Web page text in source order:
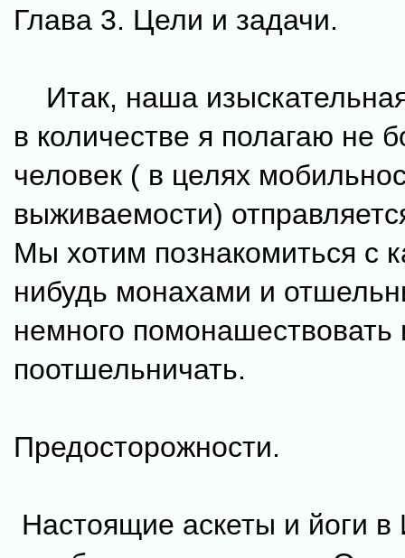
Глава 3. Цели и задачи.
Итак, наша
в количестве я полагаю не
человек ( в целях
выживаемости)
Мы хотим познакомиться с
нибудь монахами и
немного помонашествовать
поотшельничать.
Предосторожности.
Настоящие аскеты и йоги в